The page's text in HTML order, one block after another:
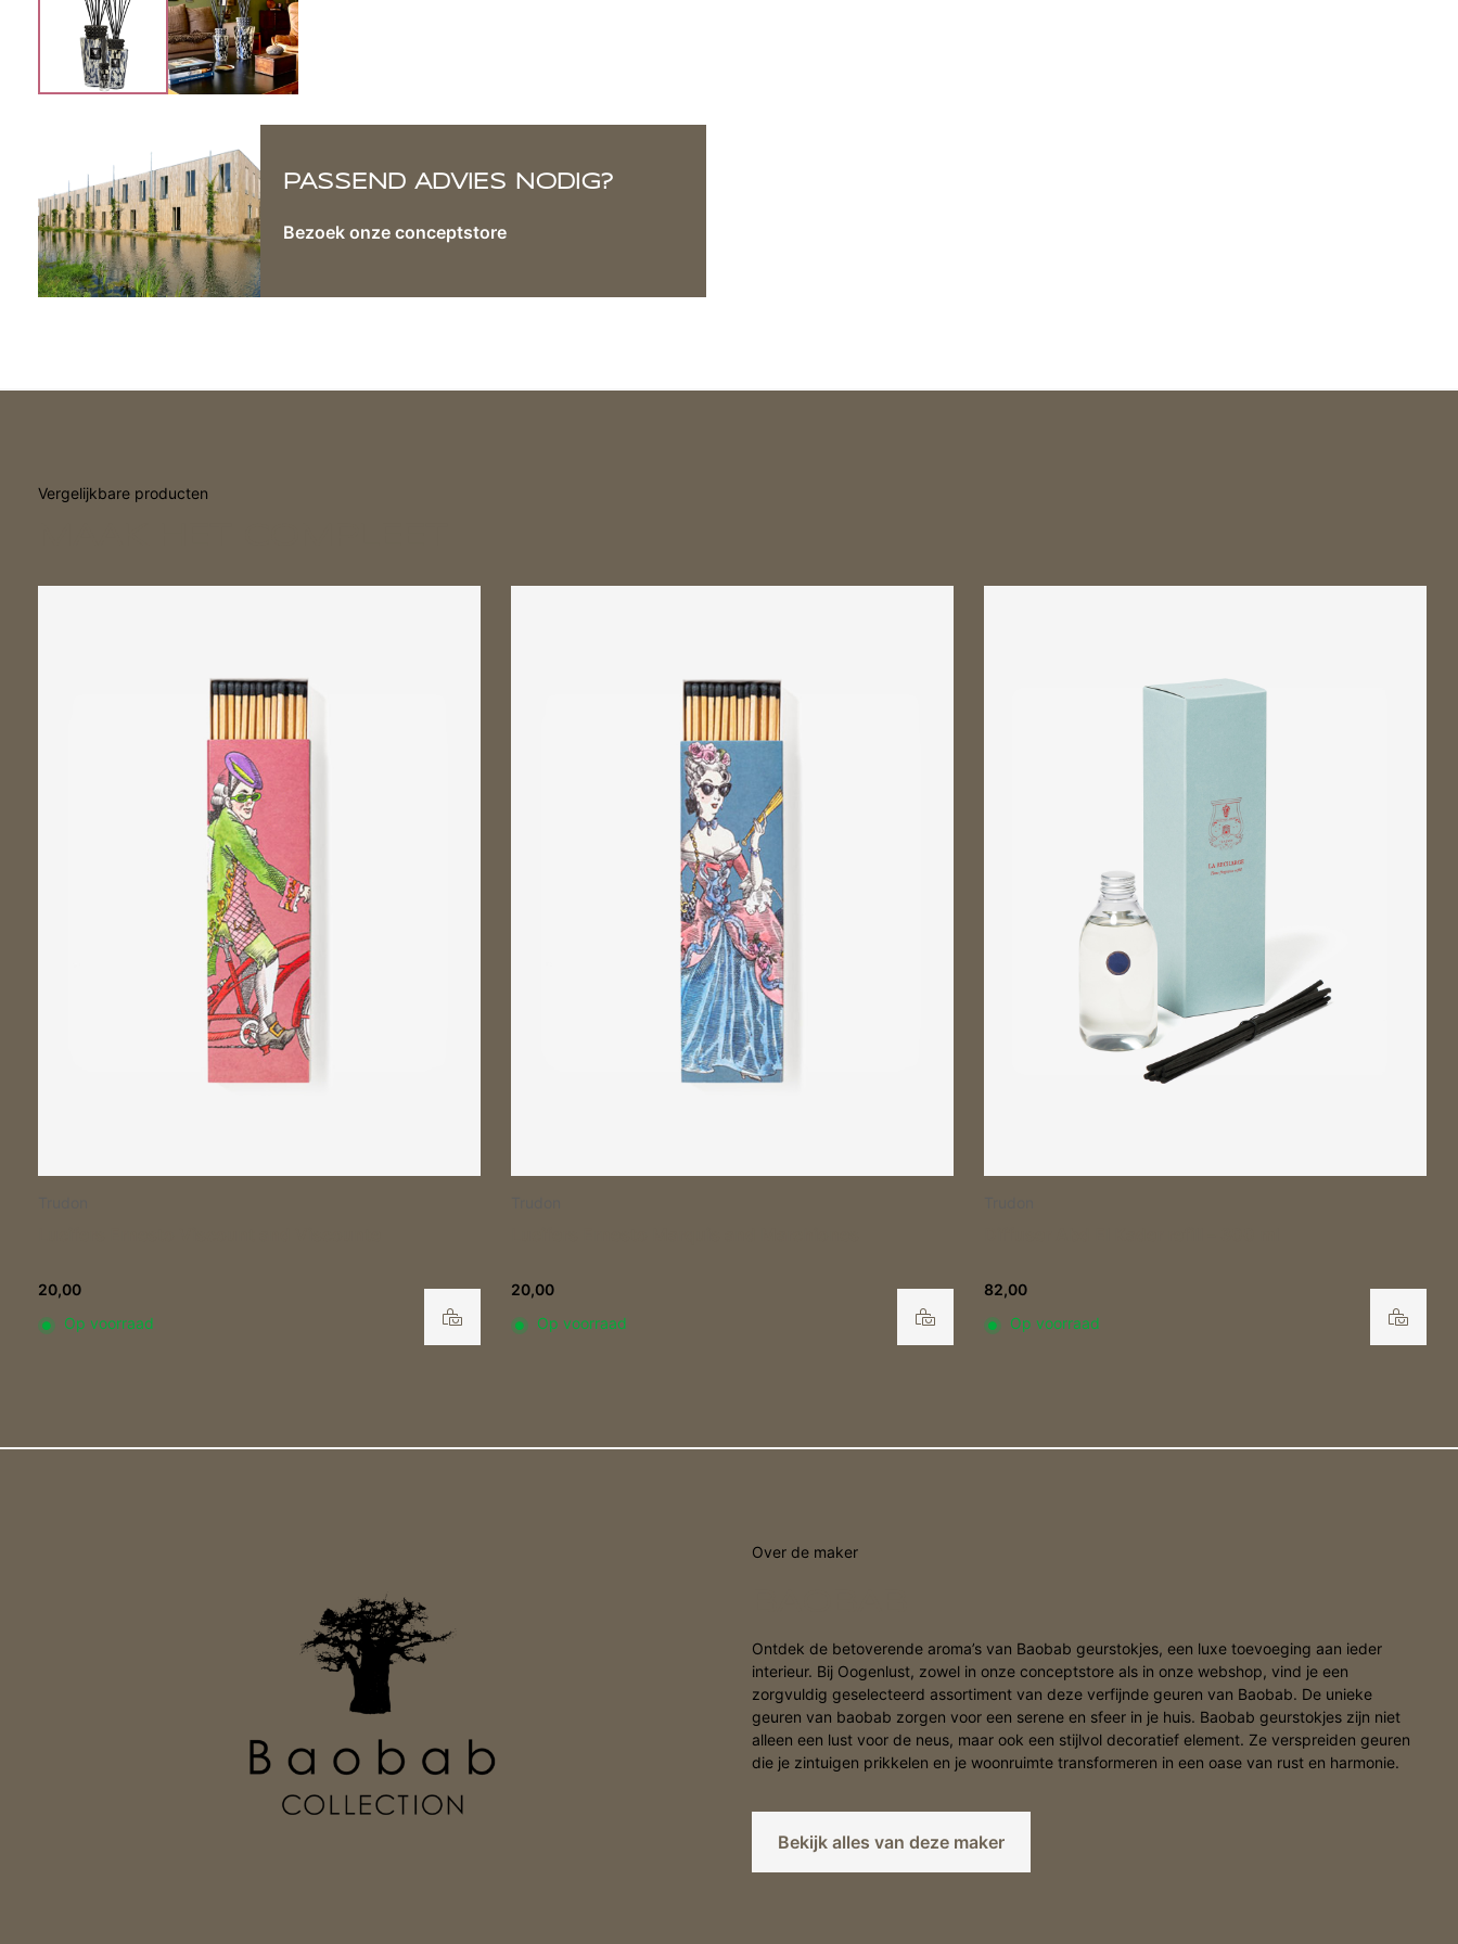
PASSEND ADVIES NODIG?
Bezoek onze conceptstore
Vergelijkbare producten
20,00
Op voorraad
82,00
Op voorraad
82,00
Op voorraad
Over de maker
Ontdek de betoverende aroma’s van Baobab geurstokjes, een luxe toevoeging aan ieder
interieur. Bij Oogenlust, zowel in onze conceptstore als in onze webshop, vind je een
zorgvuldig geselecteerd assortiment van deze verfijnde geuren van Baobab. De unieke
geuren van baobab zorgen voor een serene en sfeer in je huis. Baobab geurstokjes zijn niet
alleen een lust voor de neus, maar ook een stijlvol decoratief element. Ze verspreiden geuren
die je zintuigen prikkelen en je woonruimte transformeren in een oase van rust en harmonie.
Bekijk alles van deze maker